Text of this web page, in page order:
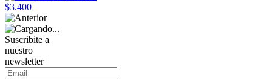
$3.400
Suscribite a
nuestro
newsletter